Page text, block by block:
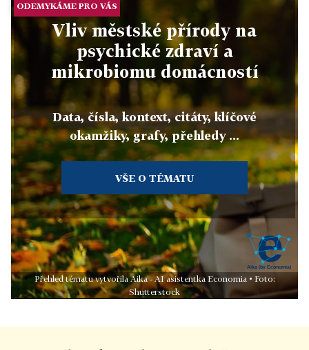
ODEMYKÁME PRO VÁS
Vliv městské přírody na
psychické zdraví a
mikrobiomu domácností
Data, čísla, kontext, citáty, klíčové
okamžiky, grafy, přehledy ...
VŠE O TÉMATU
Přehled tématu vytvořila Aika - AI asistentka Economia • Foto:
Shutterstock